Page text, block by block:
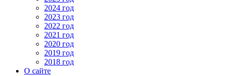
2024 год
2023 год
2022 год
2021 год
2020 год
2019 год
2018 год
О сайте